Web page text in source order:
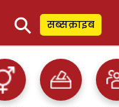
⚲ सब्सक्राइब